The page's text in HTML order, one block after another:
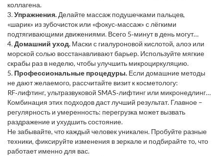
коллагена.
3.Упражнения. Делайте массаж подушечками пальцев,
«шарик» из зубочисток или «фокус‑массаж» с лёгкими
подтягивающими движениями. Всего 5‑минут в день могут
заметно укрепить кожу.
4.Домашний уход. Маски с гиалуроновой кислотой, алоэ или
морской солью восстанавливают барьер. Используйте мягкие
скрабы раз в неделю, чтобы улучшить микроциркуляцию.
5. Профессиональные процедуры. Если домашние методы
не дают желаемого, рассчитайте визит к косметологу:
RF‑лифтинг, ультразвуковой SMAS‑лифтинг или микронедлинг.
Они стимулируют выработку коллагена без операции.
Комбинация этих подходов даст лучший результат. Главное –
регулярность и умеренность: перегрузка может вызвать
раздражение и ухудшить состояние.
Не забывайте, что каждый человек уникален. Пробуйте разные
техники, фиксируйте изменения в зеркале и подбирайте то, что
работает именно для вас.